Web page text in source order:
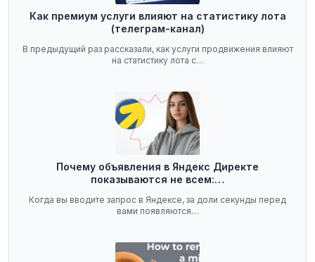
Как премиум услуги влияют на статистику лота
(телеграм-канал)
В предыдущий раз рассказали, как услуги продвижения влияют
на статистику лота с…
Почему объявления в Яндекс Директе
показываются не всем:…
Когда вы вводите запрос в Яндексе, за доли секунды перед
вами появляются…